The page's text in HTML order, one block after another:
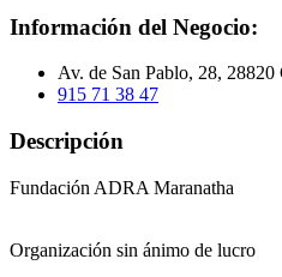
Información del Negocio:
Av. de San Pablo, 28, 28820
915 71 38 47
Descripción
Fundación ADRA Maranatha
Organización sin ánimo de lucro